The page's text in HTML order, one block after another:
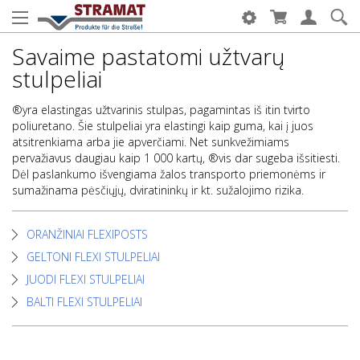
Savaime pastatomi užtvarų
stulpeliai
®yra elastingas užtvarinis stulpas, pagamintas iš itin tvirto
poliuretano. Šie stulpeliai yra elastingi kaip guma, kai į juos
atsitrenkiama arba jie apverčiami. Net sunkvežimiams
pervažiavus daugiau kaip 1 000 kartų, ®vis dar sugeba išsitiesti.
Dėl paslankumo išvengiama žalos transporto priemonėms ir
sumažinama pėsčiųjų, dviratininkų ir kt. sužalojimo rizika.
ORANŽINIAI FLEXIPOSTS
GELTONI FLEXI STULPELIAI
JUODI FLEXI STULPELIAI
BALTI FLEXI STULPELIAI